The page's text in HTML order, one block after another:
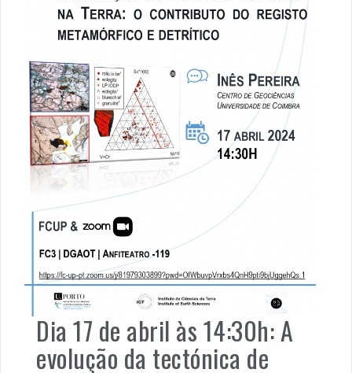
Dia 17 de abril às 14:30h: A
evolução da tectónica de